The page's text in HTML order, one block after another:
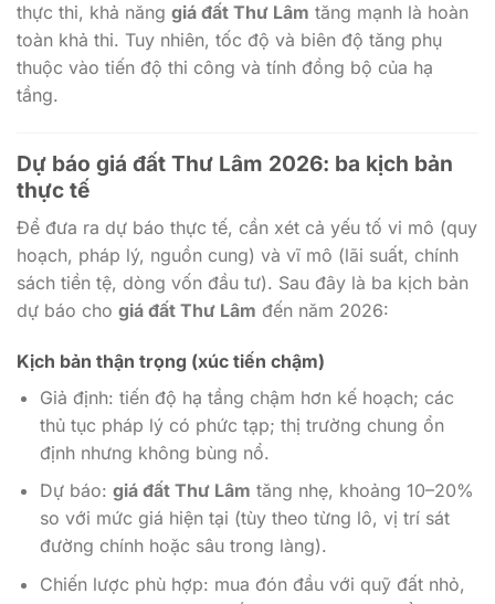
thực thi, khả năng giá đất Thư Lâm tăng mạnh là hoàn
toàn khả thi. Tuy nhiên, tốc độ và biên độ tăng phụ
thuộc vào tiến độ thi công và tính đồng bộ của hạ
tầng.
Dự báo giá đất Thư Lâm 2026: ba kịch bản
thực tế
Để đưa ra dự báo thực tế, cần xét cả yếu tố vi mô (quy
hoạch, pháp lý, nguồn cung) và vĩ mô (lãi suất, chính
sách tiền tệ, dòng vốn đầu tư). Sau đây là ba kịch bản
dự báo cho giá đất Thư Lâm đến năm 2026:
Kịch bản thận trọng (xúc tiến chậm)
Giả định: tiến độ hạ tầng chậm hơn kế hoạch; các
thủ tục pháp lý có phức tạp; thị trường chung ổn
định nhưng không bùng nổ.
Dự báo: giá đất Thư Lâm tăng nhẹ, khoảng 10–20%
so với mức giá hiện tại (tùy theo từng lô, vị trí sát
đường chính hoặc sâu trong làng).
Chiến lược phù hợp: mua đón đầu với quỹ đất nhỏ,